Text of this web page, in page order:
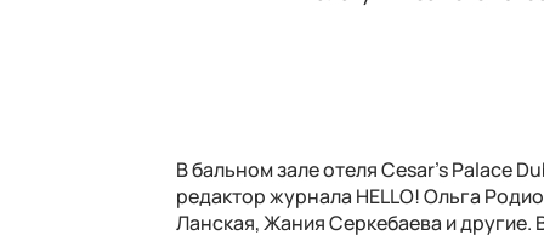
В бальном зале отеля Cesar’s Palace
редактор журнала HELLO! Ольга
Ланская, Жания Серкебаева и